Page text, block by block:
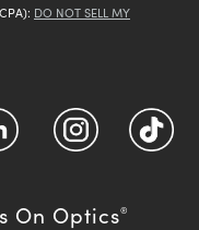
DO NOT SELL MY
On Optics®